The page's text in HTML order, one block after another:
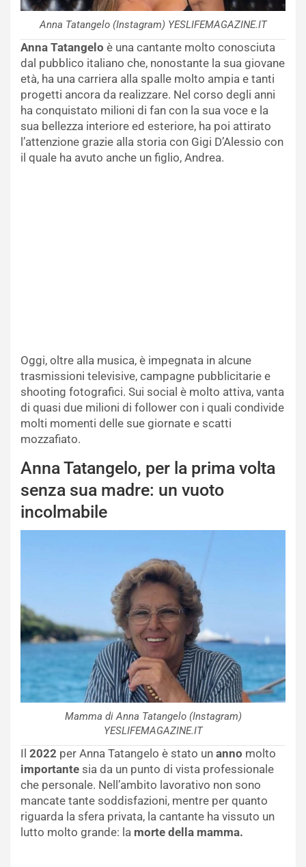
Anna Tatangelo (Instagram) YESLIFEMAGAZINE.IT
Anna Tatangelo è una cantante molto conosciuta
dal pubblico italiano che, nonostante la sua giovane
età, ha una carriera alla spalle molto ampia e tanti
progetti ancora da realizzare. Nel corso degli anni
ha conquistato milioni di fan con la sua voce e la
sua bellezza interiore ed esteriore, ha poi attirato
l’attenzione grazie alla storia con Gigi D’Alessio con
il quale ha avuto anche un figlio, Andrea.
Oggi, oltre alla musica, è impegnata in alcune
trasmissioni televisive, campagne pubblicitarie e
shooting fotografici. Sui social è molto attiva, vanta
di quasi due milioni di follower con i quali condivide
molti momenti delle sue giornate e scatti
mozzafiato.
Anna Tatangelo, per la prima volta
senza sua madre: un vuoto
incolmabile
Mamma di Anna Tatangelo (Instagram)
YESLIFEMAGAZINE.IT
Il 2022 per Anna Tatangelo è stato un anno molto
importante sia da un punto di vista professionale
che personale. Nell’ambito lavorativo non sono
mancate tante soddisfazioni, mentre per quanto
riguarda la sfera privata, la cantante ha vissuto un
lutto molto grande: la morte della mamma.